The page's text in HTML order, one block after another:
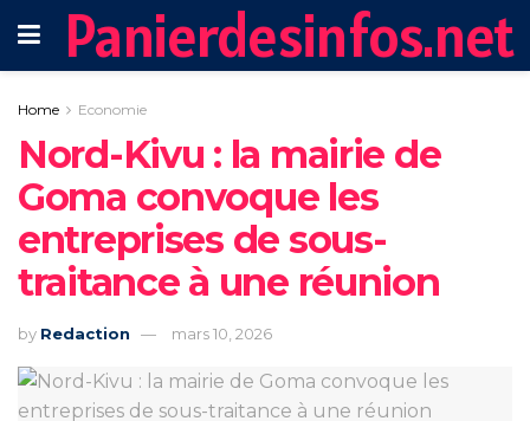
Panierdesinfos.net
Home Economie
Nord-Kivu : la mairie de
Goma convoque les
entreprises de sous-
traitance à une réunion
by Redaction mars 10, 2026